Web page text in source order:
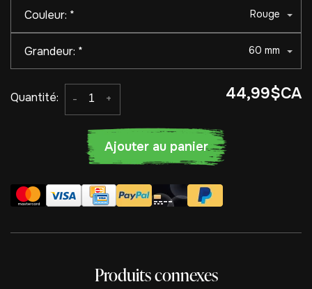
Couleur: * Rouge
Grandeur: * 60 mm
Quantité: +
- 44,99$CA
Ajouter au panier
Produits connexes